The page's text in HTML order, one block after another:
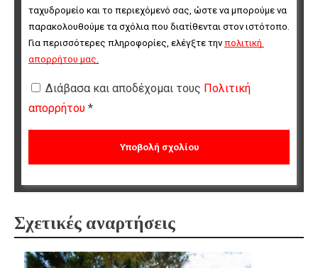
ταχυδρομείο και το περιεχόμενό σας, ώστε να μπορούμε να
παρακολουθούμε τα σχόλια που διατίθενται στον ιστότοπο.
Για περισσότερες πληροφορίες, ελέγξτε την πολιτική
απορρήτου μας
Διάβασα και αποδέχομαι τους Πολιτική
απορρήτου *
Σχετικές αναρτήσεις